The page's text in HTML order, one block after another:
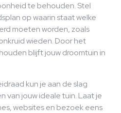
te behouden. Stel
op waarin staat welke
moeten worden, zoals
wieden. Door het
blijft jouw droomtuin in
kun je aan de slag
van jouw ideale tuin. Laat je
websites en bezoek eens